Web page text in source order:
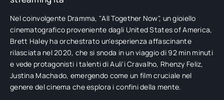
Nel coinvolgente Dramma, "All Together Now", un gioiello
cinematografico proveniente dagli United States of America,
Brett Haley ha orchestrato un'esperienza affascinante
rilasciata nel 2020, che si snoda in un viaggio di 92 min minuti
e vede protagonisti i talenti di Auli'i Cravalho, Rhenzy Feliz,
Justina Machado, emergendo come un film cruciale nel
genere del cinema che esplora i confini della mente.